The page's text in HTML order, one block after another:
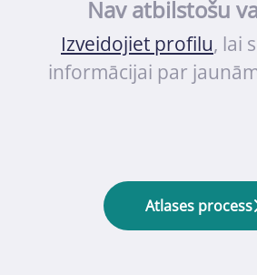
Nav atbilstošu
Izveidojiet profilu, lai
informācijai par
Atlases process